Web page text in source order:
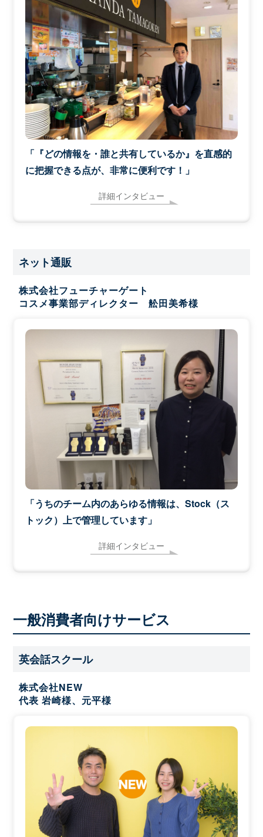
「『どの情報を・誰と共有しているか』を直感的
に把握できる点が、非常に便利です！」
詳細インタビュー
ネット通販
株式会社フューチャーゲート
コスメ事業部ディレクター 舩田美希様
「うちのチーム内のあらゆる情報は、Stock（ス
トック）上で管理しています」
詳細インタビュー
一般消費者向けサービス
英会話スクール
株式会社NEW
代表 岩崎様、元平様